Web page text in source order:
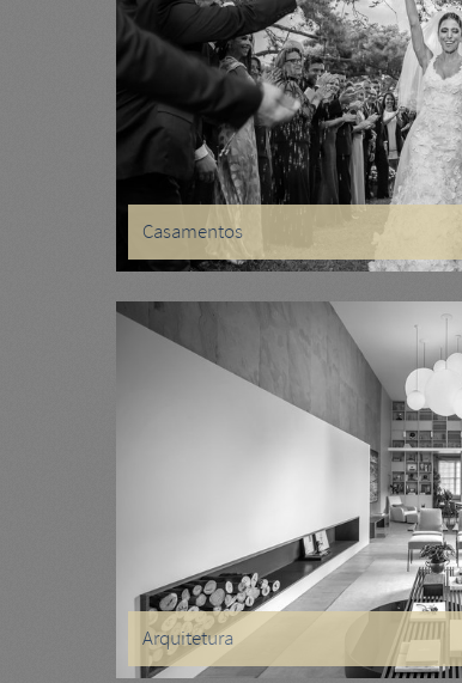
Casamentos
Arquitetura